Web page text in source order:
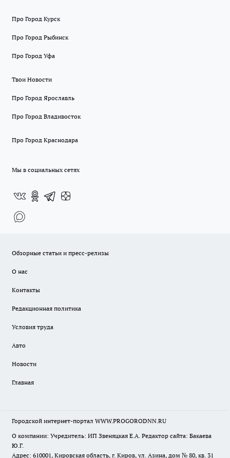
Про Город Курск
Про Город Рыбинск
Про Город Уфа
Твои Новости
Про Город Ярославль
Про Город Владивосток
Про Город Краснодара
Мы в социальных сетях
Обзорные статьи и пресс-релизы
О нас
Контакты
Редакционная политика
Условия труда
Авто
Новости
Главная
Городской интернет-портал WWW.PROGORODNN.RU
О компании: Учредитель: ИП Звеняцкая Е.А. Редактор сайта: Бакаева
Ю.Г.
Адрес: 610001, Кировская область, г. Киров, ул. Азина, дом № 80, кв. 31